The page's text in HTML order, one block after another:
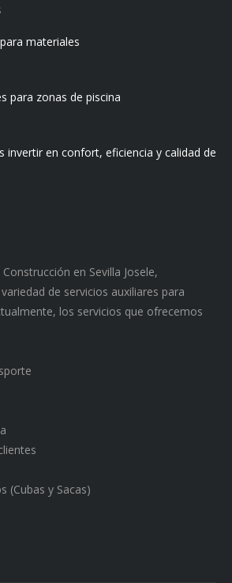
materiales
para zonas de piscina
invertir en confort, eficiencia y calidad de
en Sevilla Josele,
de servicios auxiliares para
los servicios que ofrecemos
(Cubas y Sacas)